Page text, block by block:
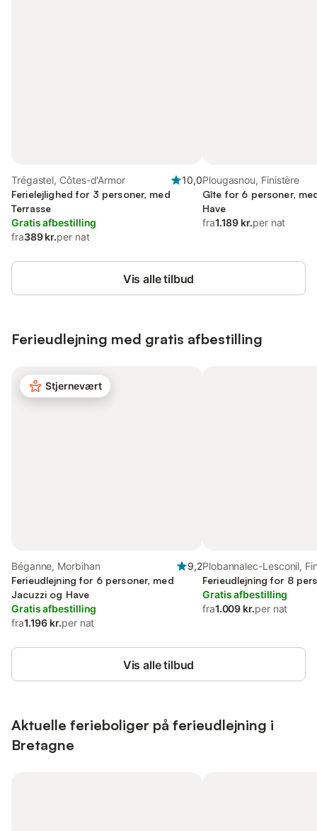
Trégastel, Côtes-d'Armor
10,0
Ferielejlighed for 3 personer, med
Terrasse
Gratis afbestilling
fra389 kr.per nat
Plougasnou, Finistère
Gîte for 6 personer,
Have
fra1.189 kr.per nat
Vis alle tilbud
Ferieudlejning med gratis afbestilling
Stjernevært
Béganne, Morbihan
9,2
Ferieudlejning for 6 personer, med
Jacuzzi og Have
Gratis afbestilling
fra1.196 kr.per nat
Plobannalec-Lesconil,
Ferieudlejning for 8
Gratis afbestilling
fra1.009 kr.per nat
Vis alle tilbud
Aktuelle ferieboliger på ferieudlejning i
Bretagne